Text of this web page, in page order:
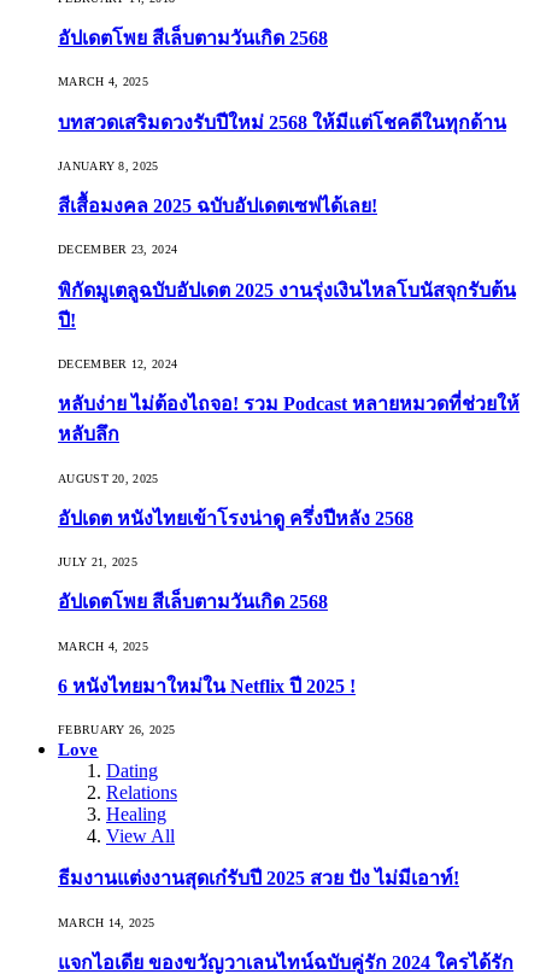
อัปเดตโพย สีเล็บตามวันเกิด 2568
MARCH 4, 2025
บทสวดเสริมดวงรับปีใหม่ 2568 ให้มีแต่โชคดีในทุกด้าน
JANUARY 8, 2025
สีเสื้อมงคล 2025 ฉบับอัปเดตเซฟได้เลย!
DECEMBER 23, 2024
พิกัดมูเตลูฉบับอัปเดต 2025 งานรุ่งเงินไหลโบนัสจุกรับต้น
ปี!
DECEMBER 12, 2024
หลับง่าย ไม่ต้องไถจอ! รวม Podcast หลายหมวดที่ช่วยให้
หลับลึก
AUGUST 20, 2025
อัปเดต หนังไทยเข้าโรงน่าดู ครึ่งปีหลัง 2568
JULY 21, 2025
อัปเดตโพย สีเล็บตามวันเกิด 2568
MARCH 4, 2025
6 หนังไทยมาใหม่ใน Netflix ปี 2025 !
FEBRUARY 26, 2025
Love
Dating
Relations
Healing
View All
ธีมงานแต่งงานสุดเก๋รับปี 2025 สวย ปัง ไม่มีเอาท์!
MARCH 14, 2025
แจกไอเดีย ของขวัญวาเลนไทน์ฉบับคู่รัก 2024 ใครได้รัก